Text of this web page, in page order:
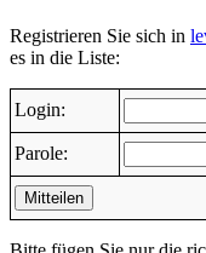
Registrieren Sie sich in
es in die Liste:
Login:
Parole:
Mitteilen